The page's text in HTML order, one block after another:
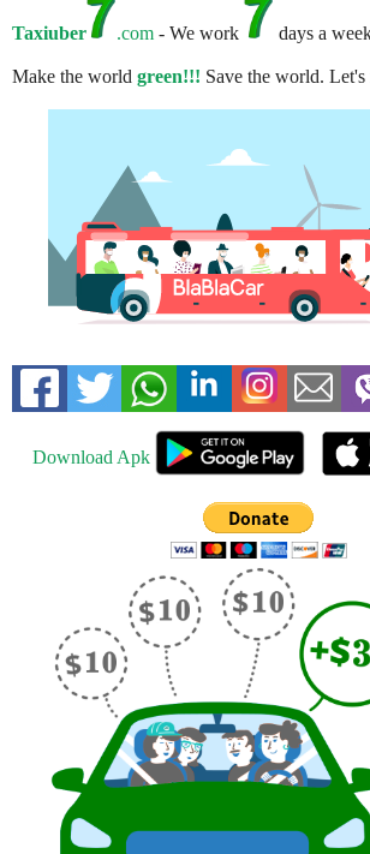
Taxiuber .com - We work days a
Make the world green!!! Save the world. Let's
Download Apk